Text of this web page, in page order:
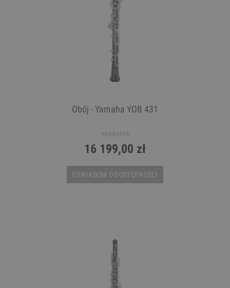
Obój - Yamaha YOB 431
YAMAHA
16 199,00 zł
POWIADOM O DOSTĘPNOŚCI